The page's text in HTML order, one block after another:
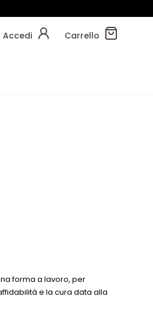
Accedi Carrello
forma a lavoro, per
e la cura data alla